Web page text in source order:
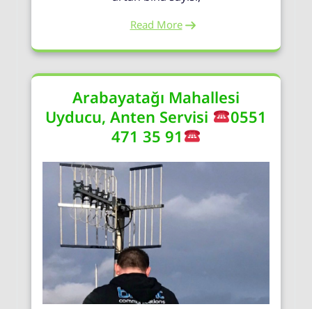
Read More
Arabayatağı Mahallesi
Uyducu, Anten Servisi
0551
471 35 91